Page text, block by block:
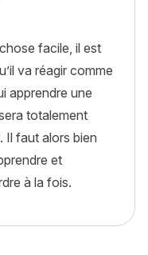
facile, il est
va réagir comme
apprendre une
totalement
Il faut alors bien
et
à la fois.